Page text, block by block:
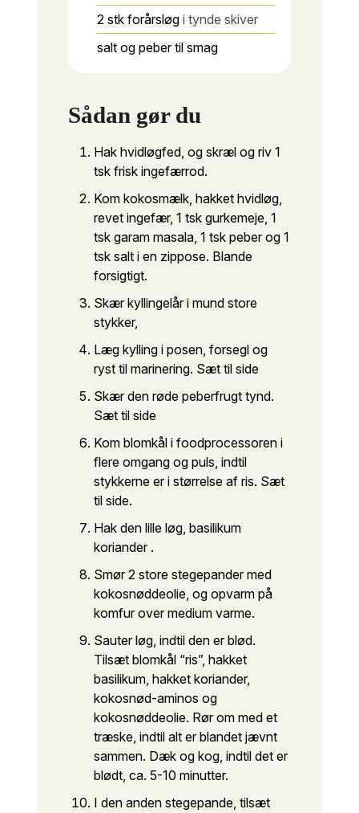
2 stk forårsløg i tynde skiver
salt og peber til smag
Sådan gør du
Hak hvidløgfed, og skræl og riv 1
tsk frisk ingefærrod.
Kom kokosmælk, hakket hvidløg,
revet ingefær, 1 tsk gurkemeje, 1
tsk garam masala, 1 tsk peber og 1
tsk salt i en zippose. Blande
forsigtigt.
Skær kyllingelår i mund store
stykker,
Læg kylling i posen, forsegl og
ryst til marinering. Sæt til side
Skær den røde peberfrugt tynd.
Sæt til side
Kom blomkål i foodprocessoren i
flere omgang og puls, indtil
stykkerne er i størrelse af ris. Sæt
til side.
Hak den lille løg, basilikum
koriander .
Smør 2 store stegepander med
kokosnøddeolie, og opvarm på
komfur over medium varme.
Sauter løg, indtil den er blød.
Tilsæt blomkål “ris”, hakket
basilikum, hakket koriander,
kokosnød-aminos og
kokosnøddeolie. Rør om med et
træske, indtil alt er blandet jævnt
sammen. Dæk og kog, indtil det er
blødt, ca. 5-10 minutter.
I den anden stegepande, tilsæt